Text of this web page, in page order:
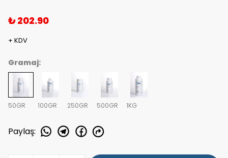
₺ 202.90
+ KDV
Gramaj:
50GR 100GR 250GR 500GR 1KG
Paylaş: